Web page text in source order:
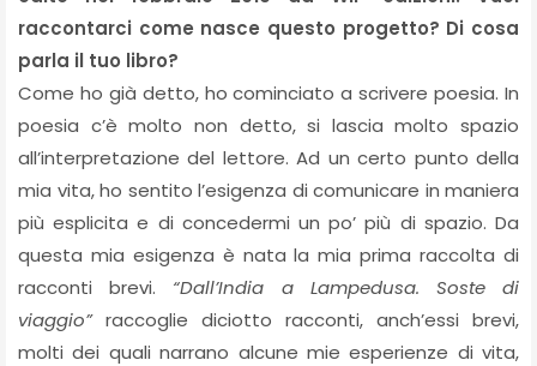
raccontarci come nasce questo progetto? Di cosa
parla il tuo libro?
Come ho già detto, ho cominciato a scrivere poesia. In
poesia c’è molto non detto, si lascia molto spazio
all’interpretazione del lettore. Ad un certo punto della
mia vita, ho sentito l’esigenza di comunicare in maniera
più esplicita e di concedermi un po’ più di spazio. Da
questa mia esigenza è nata la mia prima raccolta di
racconti brevi. “Dall’India a Lampedusa. Soste di
viaggio” raccoglie diciotto racconti, anch’essi brevi,
molti dei quali narrano alcune mie esperienze di vita,